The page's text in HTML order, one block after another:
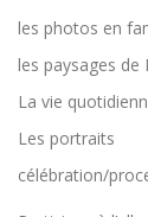
les photos en
les paysages de
La vie
Les portraits
célébration/